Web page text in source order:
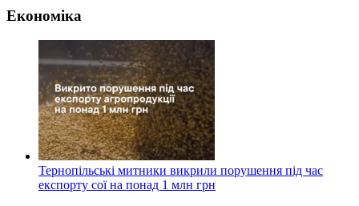
Економіка
Тернопільські митники викрили порушення під час
експорту сої на понад 1 млн грн